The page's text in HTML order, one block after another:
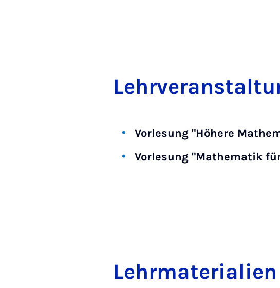
Vorlesung "Höhere
Vorlesung "Mathematik
Lehr­ma­te­ri­a­li­en